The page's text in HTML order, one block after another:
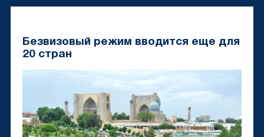
Безвизовый режим вводится еще для
20 стран